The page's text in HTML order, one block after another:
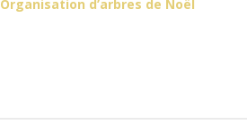
Organisation d’arbres de Noël